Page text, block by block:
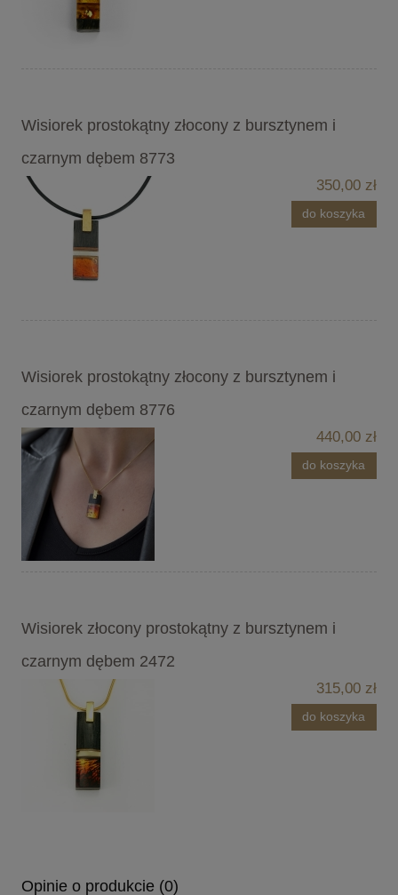
Wisiorek prostokątny złocony z bursztynem i
czarnym dębem 8773
350,00 zł
do koszyka
Wisiorek prostokątny złocony z bursztynem i
czarnym dębem 8776
440,00 zł
do koszyka
Wisiorek złocony prostokątny z bursztynem i
czarnym dębem 2472
315,00 zł
do koszyka
Opinie o produkcie (0)